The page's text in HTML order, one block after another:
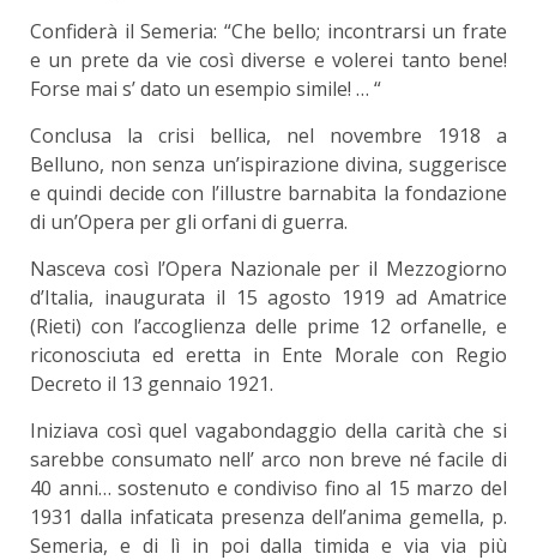
Confiderà il Semeria: “Che bello; incontrarsi un frate
e un prete da vie così diverse e volerei tanto bene!
Forse mai s’ dato un esempio simile! … “
Conclusa la crisi bellica, nel novembre 1918 a
Belluno, non senza un’ispirazione divina, suggerisce
e quindi decide con l’illustre barnabita la fondazione
di un’Opera per gli orfani di guerra.
Nasceva così l’Opera Nazionale per il Mezzogiorno
d’Italia, inaugurata il 15 agosto 1919 ad Amatrice
(Rieti) con l’accoglienza delle prime 12 orfanelle, e
riconosciuta ed eretta in Ente Morale con Regio
Decreto il 13 gennaio 1921.
Iniziava così quel vagabondaggio della carità che si
sarebbe consumato nell’ arco non breve né facile di
40 anni… sostenuto e condiviso fino al 15 marzo del
1931 dalla infaticata presenza dell’anima gemella, p.
Semeria, e di lì in poi dalla timida e via via più